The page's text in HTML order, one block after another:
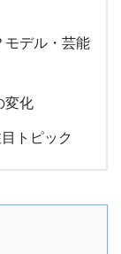
モデル・芸能
変化
トピック